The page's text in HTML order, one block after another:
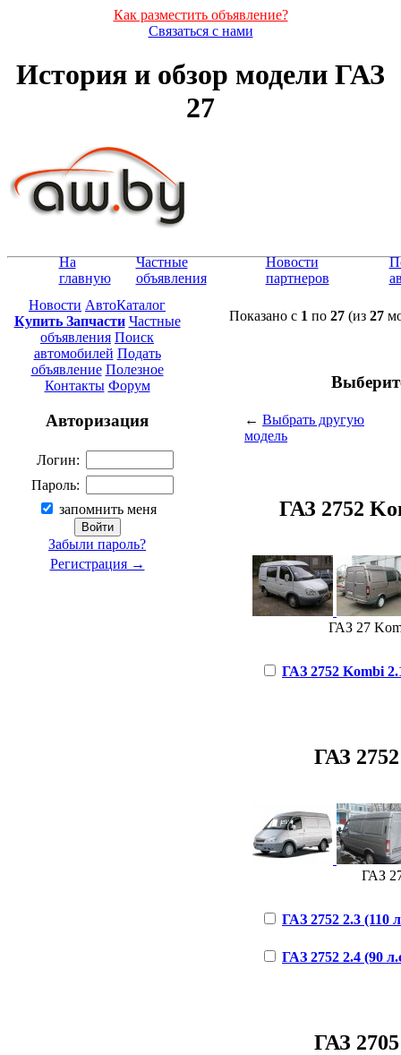
Как разместить объявление?
Связаться с нами
История и обзор модели ГАЗ
27
На
главную
Частные
объявления
Новости
партнеров
Новости АвтоКаталог
Купить Запчасти Частные
объявления Поиск
автомобилей Подать
объявление Полезное
Контакты Форум
Авторизация
Логин:
Пароль:
запомнить меня
Забыли пароль?
Регистрация →
Показано с 1 по 27(из 27
← Выбрать другую
модель
ГАЗ 2752
ГАЗ 27
ГАЗ 2752 Kombi
ГАЗ
ГАЗ
ГАЗ 2752 2.3 (110
ГАЗ 2752 2.4 (90
ГАЗ